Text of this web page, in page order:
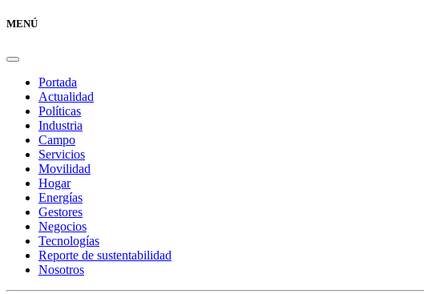
MENÚ
Portada
Actualidad
Políticas
Industria
Campo
Servicios
Movilidad
Hogar
Energías
Gestores
Negocios
Tecnologías
Reporte de sustentabilidad
Nosotros